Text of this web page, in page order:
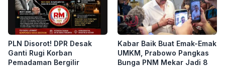
PLN Disorot! DPR Desak
Ganti Rugi Korban
Pemadaman Bergilir
Kabar Baik Buat Emak-Emak
UMKM, Prabowo Pangkas
Bunga PNM Mekar Jadi 8